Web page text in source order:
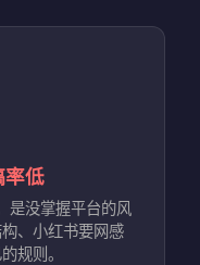
率低
是没掌握平台的风
、小红书要网感
规则。